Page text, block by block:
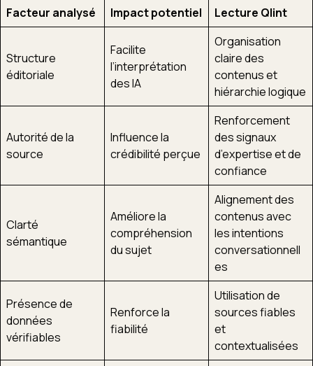
Facteur analysé Impact potentiel Lecture Qlint
Structure
éditoriale
Facilite
l’interprétation
des IA
Organisation
claire des
contenus et
hiérarchie logique
Autorité de la
source
Influence la
crédibilité perçue
Renforcement
des signaux
d’expertise et de
confiance
Clarté
sémantique
Améliore la
compréhension
du sujet
Alignement des
contenus avec
les intentions
conversationnell
es
Présence de
données
vérifiables
Renforce la
fiabilité
Utilisation de
sources fiables
et
contextualisées